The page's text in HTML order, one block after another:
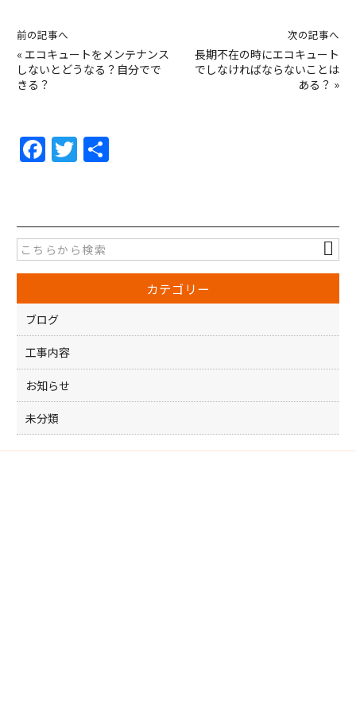
前の記事へ
« エコキュートをメンテナンス
しないとどうなる？自分でで
きる？
次の記事へ
長期不在の時にエコキュート
でしなければならないことは
ある？ »
F
a
e
b
o
o
k
T
w
er
カテゴリー
ブログ
工事内容
お知らせ
未分類